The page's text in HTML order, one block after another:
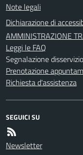
Note legali
Dichiarazione di
AMMINISTRAZIONE
Leggi le FAQ
Segnalazione disservizio
Prenotazione
Richiesta d'assistenza
SEGUICI SU
Newsletter